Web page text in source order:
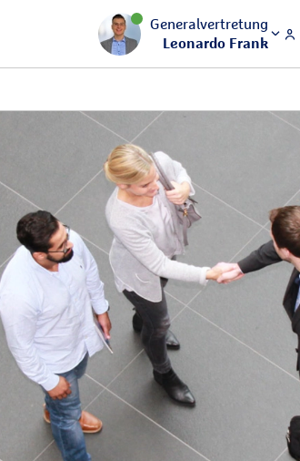
Generalvertretung
Leonardo Frank